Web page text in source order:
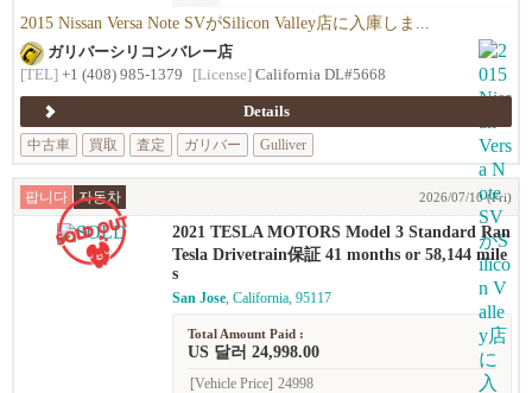
2015 Nissan Versa Note SVがSilicon Valley店に入庫しま...
ガリバーシリコンバレー店
[TEL] +1 (408) 985-1379 [License] California DL#5668
Details
中古車
買取 査定 ガリバー Gulliver
팝니다 자동차 2026/07/10 (Fri)
2021 TESLA MOTORS Model 3 Standard Ran
ge Plus
Tesla Drivetrain保証 41 months or 58,144 mile
s
San Jose, California, 95117
Total Amount Paid :
US 달러 24,998.00
[Vehicle Price] 24998